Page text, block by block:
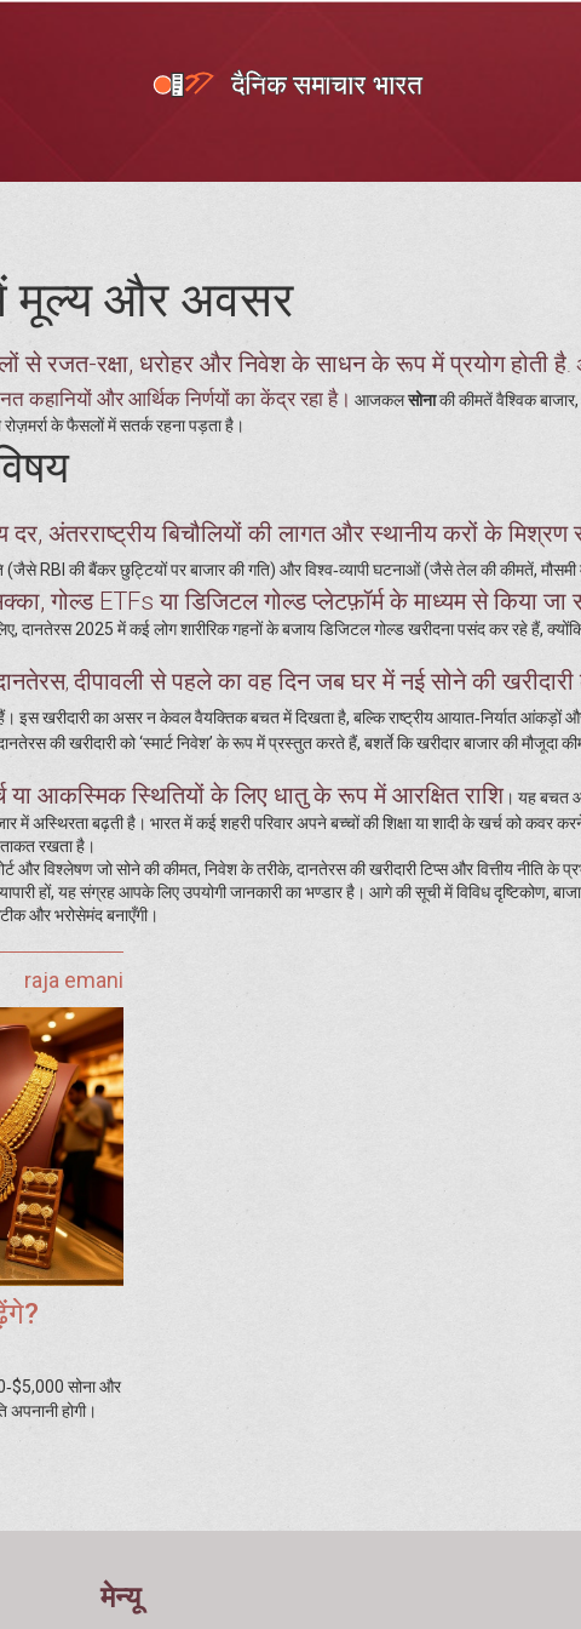
मूल्य और अवसर
से रजत-रक्षा, धरोहर और निवेश के साधन के रूप में प्रयोग होती है.
कहानियों और आर्थिक निर्णयों का केंद्र रहा है। आजकलसोनाकी कीमतें वैश्विक बाजार,
के फैसलों में सतर्क रहना पड़ता है।
दर, अंतरराष्ट्रीय बिचौलियों की लागत और स्थानीय करों के मिश्रण
(जैसे RBI की बैंकर छुट्टियों पर बाजार की गति) और विश्व‑व्यापी घटनाओं (जैसे तेल की कीमतें, मौसमी
गोल्ड ETFs या डिजिटल गोल्ड प्लेटफ़ॉर्म के माध्यम से किया
दानतेरस 2025 में कई लोग शारीरिक गहनों के बजाय डिजिटल गोल्ड खरीदना पसंद कर रहे हैं,
,दीपावली से पहले का वह दिन जब घर में नई सोने की
इस खरीदारी का असर न केवल वैयक्तिक बचत में दिखता है, बल्कि राष्ट्रीय आयात‑निर्यात आंकड़ों
की खरीदारी को ‘स्मार्ट निवेश’ के रूप में प्रस्तुत करते हैं, बशर्ते कि खरीदार बाजार की मौजूदा
या आकस्मिक स्थितियों के लिए धातु के रूप में आरक्षित राशि । यह बचत
में अस्थिरता बढ़ती है। भारत में कई शहरी परिवार अपने बच्चों की शिक्षा या शादी के खर्च को कवर
रखता है।
विश्लेषण जो सोने की कीमत, निवेश के तरीके, दानतेरस की खरीदारी टिप्स और वित्तीय नीति के
हों, यह संग्रह आपके लिए उपयोगी जानकारी का भण्डार है। आगे की सूची में विविध दृष्टिकोण,
और भरोसेमंद बनाएँगी।
raja emani
सोना और
होगी।
मेन्यू